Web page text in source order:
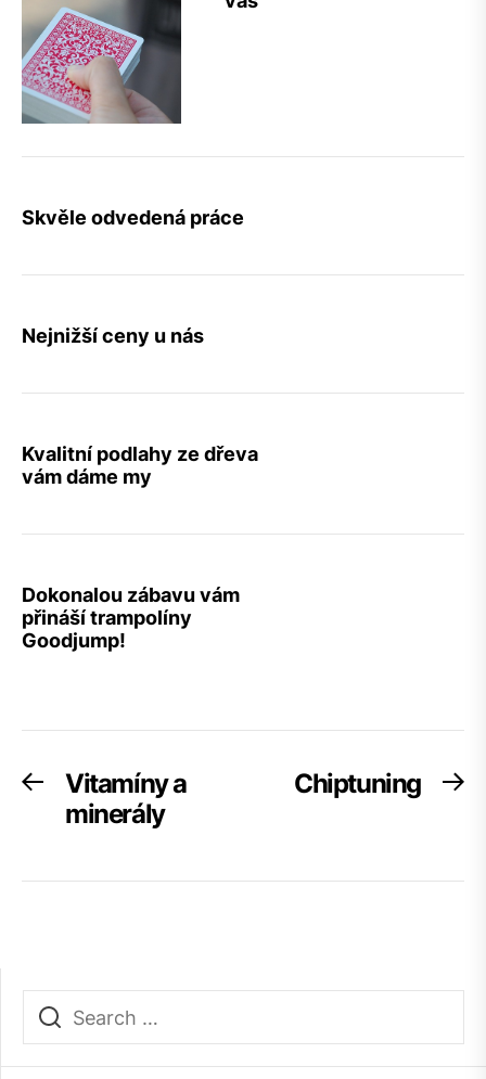
Skvěle odvedená práce
Nejnižší ceny u nás
Kvalitní podlahy ze dřeva
vám dáme my
Dokonalou zábavu vám
přináší trampolíny
Goodjump!
Navigace
pro
Previous
post:
Vitamíny a
minerály
Chiptuning